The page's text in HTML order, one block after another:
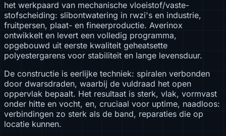
het werkpaard van mechanische vloeistof/vaste-
stofscheiding: slibontwatering in rwzi's en industrie,
fruitpersen, plaat- en fineerproductie. Averinox
ontwikkelt en levert een volledig programma,
opgebouwd uit eerste kwaliteit geheatsette
polyestergarens voor stabiliteit en lange levensduur.
De constructie is eerlijke techniek: spiralen verbonden
door dwarsdraden, waarbij de vuldraad het open
oppervlak bepaalt. Het resultaat is sterk, vlak, vormvast
onder hitte en vocht, en, cruciaal voor uptime, naadloos:
verbindingen zo sterk als de band, reparaties die op
locatie kunnen.